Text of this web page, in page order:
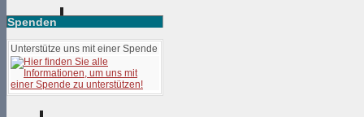
Spenden
Unterstütze uns mit einer Spende